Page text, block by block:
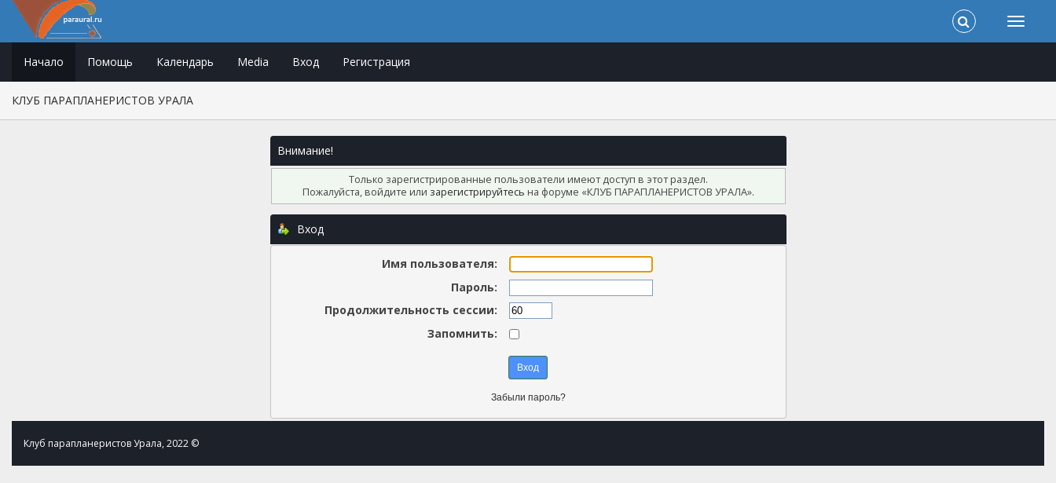
Начало Помощь Календарь Media Вход Регистрация
КЛУБ ПАРАПЛАНЕРИСТОВ УРАЛА
Внимание!
Только зарегистрированные пользователи имеют доступ в этот раздел.
Пожалуйста, войдите или зарегистрируйтесь на форуме «КЛУБ ПАРАПЛАНЕРИСТОВ УРАЛА».
Вход
Имя пользователя:
Пароль:
Продолжительность сессии:
Запомнить:
Забыли пароль?
Клуб парапланеристов Урала, 2022 ©